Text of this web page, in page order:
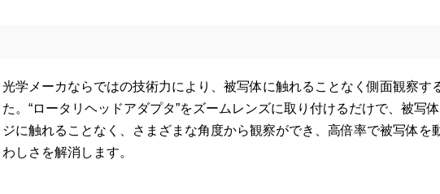
光学メーカならではの技術力により、被写体に触れることなく側面観察す
た。“ロータリヘッドアダプタ”をズームレンズに取り付けるだけで、被写
ジに触れることなく、さまざまな角度から観察ができ、高倍率で被写体を
わしさを解消します。